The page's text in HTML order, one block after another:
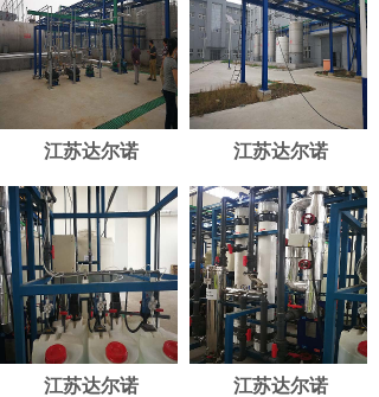
江苏达尔诺 江苏达尔诺
江苏达尔诺 江苏达尔诺